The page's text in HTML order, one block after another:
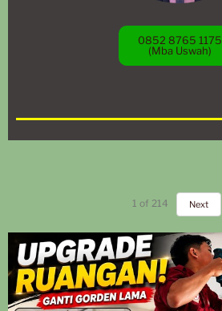
0852 8765 1175
(Mba Uswah)
1 of 214 Next